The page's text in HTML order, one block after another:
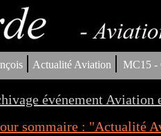
| Actualité Aviation | MC15 -
événement Aviation
sommaire : "Actualité